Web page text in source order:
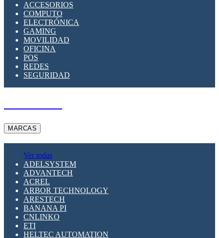
SUPRESOR DE TRANSIENTES SPDS PARA
APLICACIONES FOTOVOLTAICAS
ACCESORIOS
COMPUTO
ELECTRÓNICA
GAMING
MOVILIDAD
OFICINA
POS
REDES
SEGURIDAD
MARCAS
Ver todas
ADELSYSTEM
ADVANTECH
ACREL
ARBOR TECHNOLOGY
ARESTECH
BANANA PI
CNLINKO
ETI
HELTEC AUTOMATION